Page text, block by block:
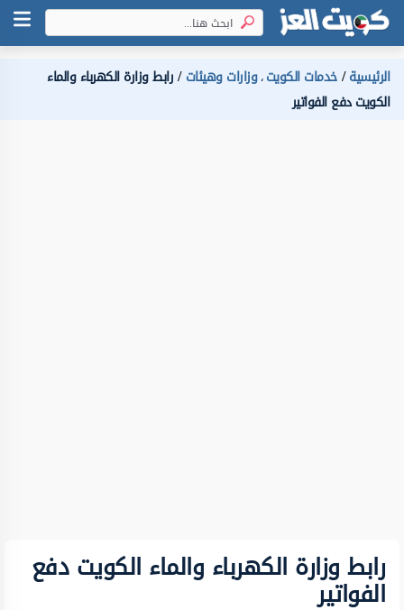
الرئيسية خدمات الكويت،وزارات وهيئات رابط وزارة الكهرباء والماء
الكويت دفع الفواتير
رابط وزارة الكهرباء والماء الكويت دفع
الفواتير